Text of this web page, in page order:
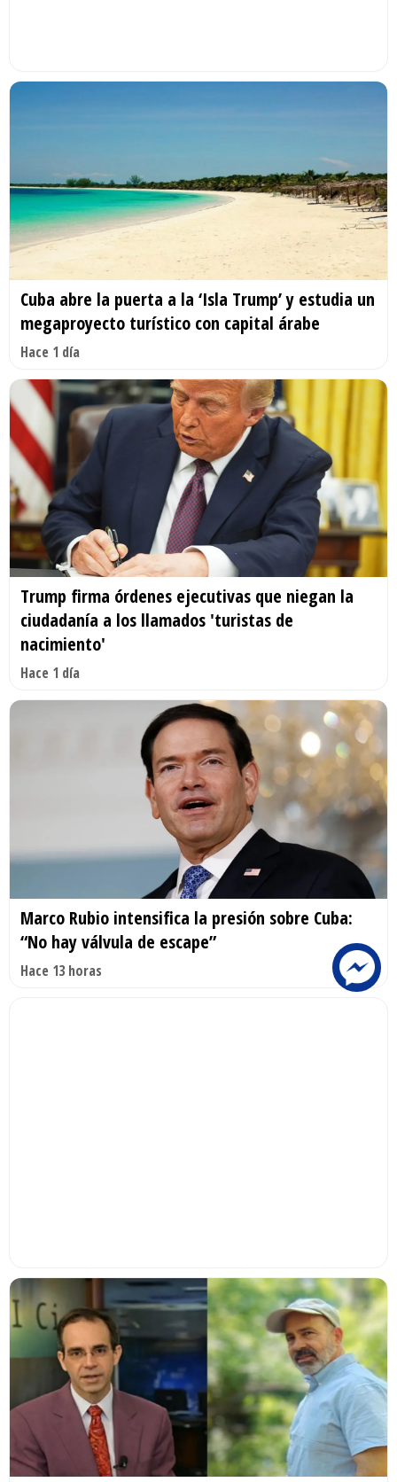
Cuba abre la puerta a la ‘Isla Trump’ y estudia un
megaproyecto turístico con capital árabe
Hace 1 día
Trump firma órdenes ejecutivas que niegan la
ciudadanía a los llamados 'turistas de
nacimiento'
Hace 1 día
Marco Rubio intensifica la presión sobre Cuba:
“No hay válvula de escape”
Hace 13 horas